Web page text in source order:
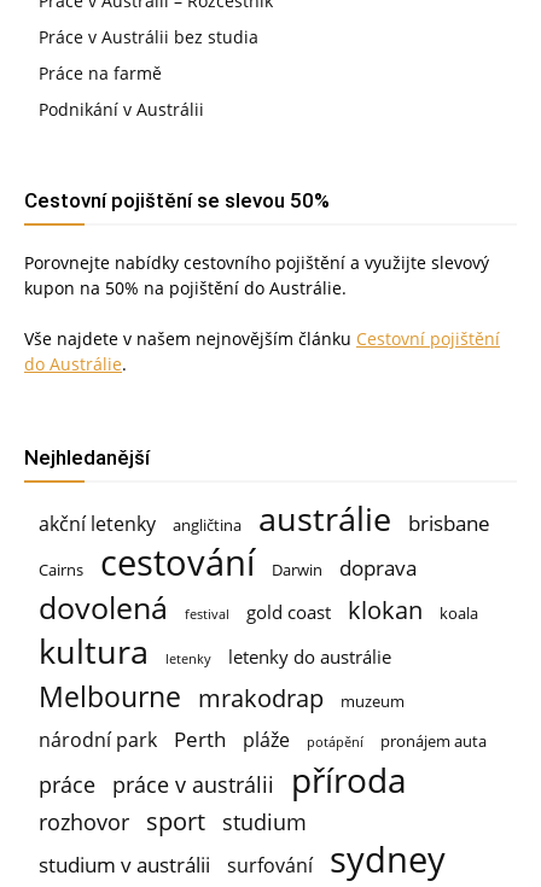
Práce v Austrálii bez studia
Práce na farmě
Podnikání v Austrálii
Cestovní pojištění se slevou 50%
Porovnejte nabídky cestovního pojištění a využijte slevový
kupon na 50% na pojištění do Austrálie.
Vše najdete v našem nejnovějším článku Cestovní pojištění
do Austrálie.
Nejhledanější
akční letenky angličtina austrálie brisbane
Cairns cestování Darwin doprava
dovolená festival gold coast klokan koala
kultura letenky letenky do austrálie
Melbourne mrakodrap muzeum
národní park Perth pláže potápění pronájem auta
práce práce v austrálii příroda
rozhovor sport studium
studium v austrálii surfování sydney